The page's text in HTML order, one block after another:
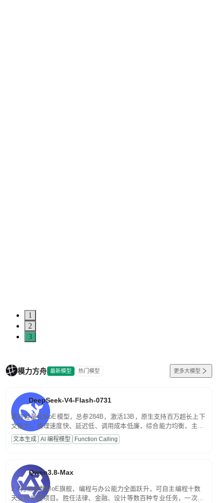
1
2
3
模力方舟 最新模型 热门模型 更多大模型
DeepSeek-V4-Flash-0731
高效轻量化MoE模型，总参284B，激活13B，原生支持百万超长上下
文能力。推理速度快、延迟低、调用成本低廉，综合能力均衡，主打
高并发、轻量化任务，适合日常对话、内容创作、基础 RAG、批量
文案处理等普惠刚需场景。
文本生成 AI 编程模型 Function Calling
Qwen3.8-Max
2.4万亿参数MoE旗舰，编程与办公能力全面跃升，可自主编程十数
天交付完整项目。胜任法律、金融、设计等数百种专业任务，一次对